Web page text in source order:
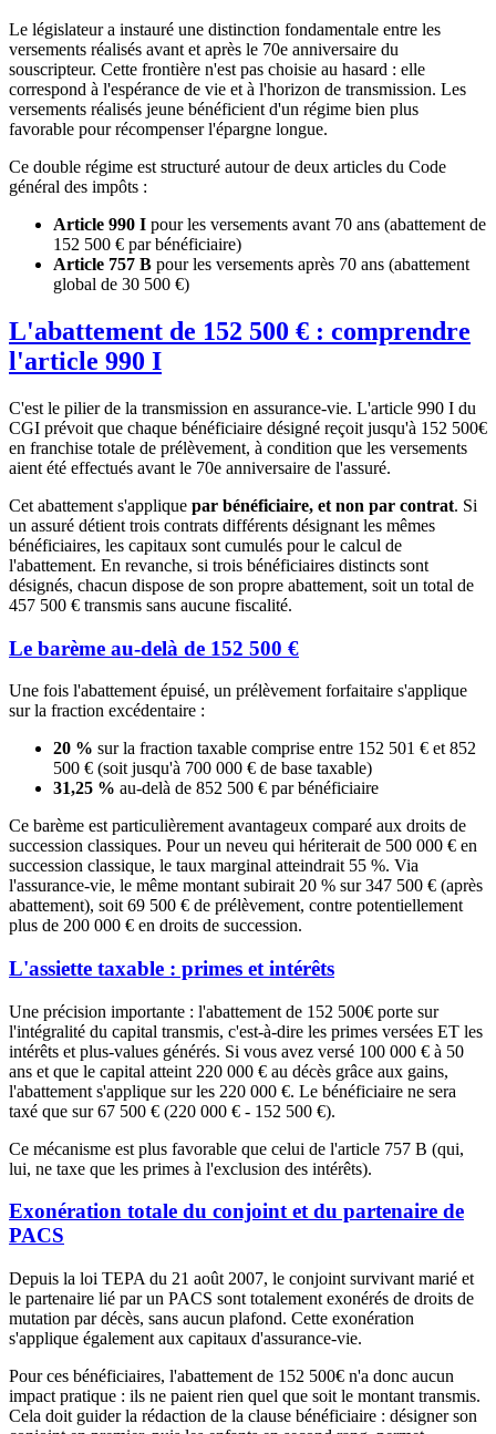
Le législateur a instauré une distinction fondamentale entre les
versements réalisés avant et après le 70e anniversaire du
souscripteur. Cette frontière n'est pas choisie au hasard : elle
correspond à l'espérance de vie et à l'horizon de transmission. Les
versements réalisés jeune bénéficient d'un régime bien plus
favorable pour récompenser l'épargne longue.
Ce double régime est structuré autour de deux articles du Code
général des impôts :
Article 990 I pour les versements avant 70 ans (abattement de
152 500 € par bénéficiaire)
Article 757 B pour les versements après 70 ans (abattement
global de 30 500 €)
L'abattement de 152 500 € : comprendre
l'article 990 I
C'est le pilier de la transmission en assurance-vie. L'article 990 I du
CGI prévoit que chaque bénéficiaire désigné reçoit jusqu'à 152 500€
en franchise totale de prélèvement, à condition que les versements
aient été effectués avant le 70e anniversaire de l'assuré.
Cet abattement s'applique par bénéficiaire, et non par contrat. Si
un assuré détient trois contrats différents désignant les mêmes
bénéficiaires, les capitaux sont cumulés pour le calcul de
l'abattement. En revanche, si trois bénéficiaires distincts sont
désignés, chacun dispose de son propre abattement, soit un total de
457 500 € transmis sans aucune fiscalité.
Le barème au-delà de 152 500 €
Une fois l'abattement épuisé, un prélèvement forfaitaire s'applique
sur la fraction excédentaire :
20 % sur la fraction taxable comprise entre 152 501 € et 852
500 € (soit jusqu'à 700 000 € de base taxable)
31,25 % au-delà de 852 500 € par bénéficiaire
Ce barème est particulièrement avantageux comparé aux droits de
succession classiques. Pour un neveu qui hériterait de 500 000 € en
succession classique, le taux marginal atteindrait 55 %. Via
l'assurance-vie, le même montant subirait 20 % sur 347 500 € (après
abattement), soit 69 500 € de prélèvement, contre potentiellement
plus de 200 000 € en droits de succession.
L'assiette taxable : primes et intérêts
Une précision importante : l'abattement de 152 500€ porte sur
l'intégralité du capital transmis, c'est-à-dire les primes versées ET les
intérêts et plus-values générés. Si vous avez versé 100 000 € à 50
ans et que le capital atteint 220 000 € au décès grâce aux gains,
l'abattement s'applique sur les 220 000 €. Le bénéficiaire ne sera
taxé que sur 67 500 € (220 000 € - 152 500 €).
Ce mécanisme est plus favorable que celui de l'article 757 B (qui,
lui, ne taxe que les primes à l'exclusion des intérêts).
Exonération totale du conjoint et du partenaire de
PACS
Depuis la loi TEPA du 21 août 2007, le conjoint survivant marié et
le partenaire lié par un PACS sont totalement exonérés de droits de
mutation par décès, sans aucun plafond. Cette exonération
s'applique également aux capitaux d'assurance-vie.
Pour ces bénéficiaires, l'abattement de 152 500€ n'a donc aucun
impact pratique : ils ne paient rien quel que soit le montant transmis.
Cela doit guider la rédaction de la clause bénéficiaire : désigner son